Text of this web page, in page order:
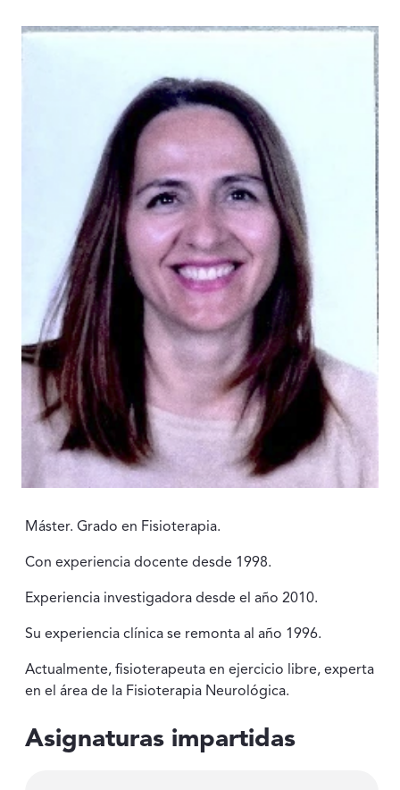
Máster. Grado en Fisioterapia.
Con experiencia docente desde 1998.
Experiencia investigadora desde el año 2010.
Su experiencia clínica se remonta al año 1996.
Actualmente, fisioterapeuta en ejercicio libre, experta
en el área de la Fisioterapia Neurológica.
Asignaturas impartidas